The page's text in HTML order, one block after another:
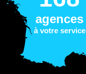
agences
à votre service